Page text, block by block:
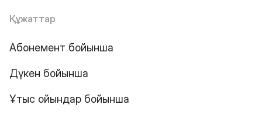
Құжаттар
Абонемент бойынша
Дүкен бойынша
Ұтыс ойындар бойынша